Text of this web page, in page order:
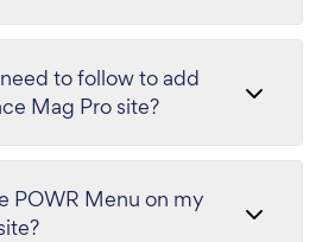
to follow to add
Mag Pro site?
POWR Menu on my